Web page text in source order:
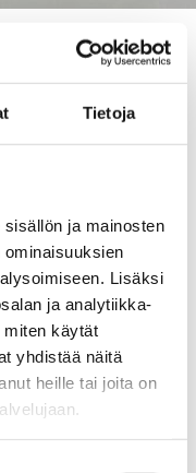
Tietoja
ja mainosten
Lisäksi
ja analytiikka-
miten käytät
yhdistää näitä
heille tai joita on